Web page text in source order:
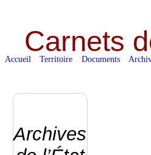
Carnets
Accueil Territoire Documents
Archives